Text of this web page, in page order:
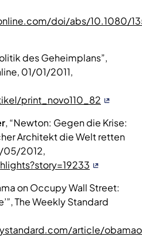
doi/abs/10.1080/
des Geheimplans”,
01/01/2011,
print_novo110_82
, “Newton: Gegen die Krise:
Architekt die Welt retten
05/2012,
on Occupy Wall Street:
The Weekly Standard
article/